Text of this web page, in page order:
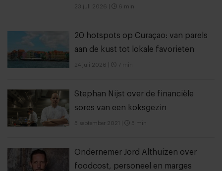
23 juli 2026 6 min
20 hotspots op Curaçao: van parels
aan de kust tot lokale favorieten
24 juli 2026 7 min
Stephan Nijst over de financiële
sores van een koksgezin
5 september 2021 5 min
Ondernemer Jord Althuizen over
foodcost, personeel en marges